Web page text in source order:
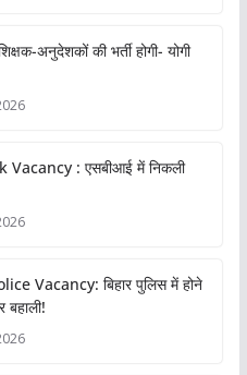
अनुदेशकों की भर्ती होगी- योगी
Vacancy : एसबीआई में निकली
Vacancy: बिहार पुलिस में होने
बहाली!